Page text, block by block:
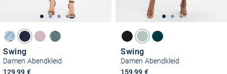
Swing
Damen Abendkleid
129,99 €
Swing
Damen Abendkleid
159,99 €